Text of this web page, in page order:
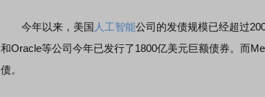
今年以来，美国 人工智能公司的发债规模已经超过
和Oracle等公司今年已发行了1800亿美元巨额债券。而
债。